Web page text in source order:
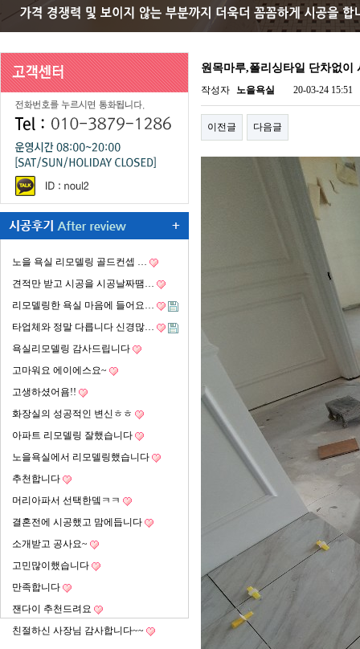
노을 욕실 리모델링 골드컨셉 …
견적만 받고 시공을 시공날짜땜…
리모델링한 욕실 마음에 들어요…
타업체와 정말 다릅니다 신경많…
욕실리모델링 감사드립니다
고마워요 에이에스요~
고생하셨어욤!!
화장실의 성공적인 변신ㅎㅎ
아파트 리모델링 잘했습니다
노을욕실에서 리모델링했습니다
추천합니다
머리아파서 선택한뎈ㅋㅋ
결혼전에 시공했고 맘에듭니다
소개받고 공사요~
고민많이했습니다
만족합니다
잰다이 추천드려요
친절하신 사장님 감사합니다~~
원목마루,폴리싱타일 단차없이
작성자 노을욕실 20-03-24 15:51
이전글 다음글